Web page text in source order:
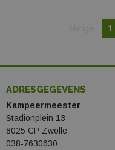
1
ADRESGEGEVENS
Kampeermeester
Stadionplein 13
8025 CP Zwolle
038-7630630